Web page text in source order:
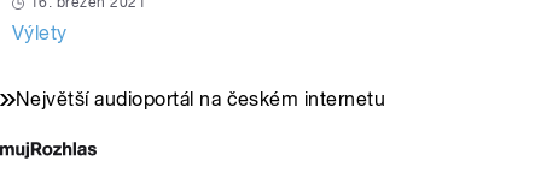
Výlety
Největší audioportál na českém internetu